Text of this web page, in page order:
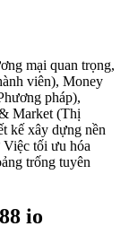
mại quan trọng,
viên), Money
pháp),
Market (Thị
kế xây dựng nền
Việc tối ưu hóa
trống tuyên
io